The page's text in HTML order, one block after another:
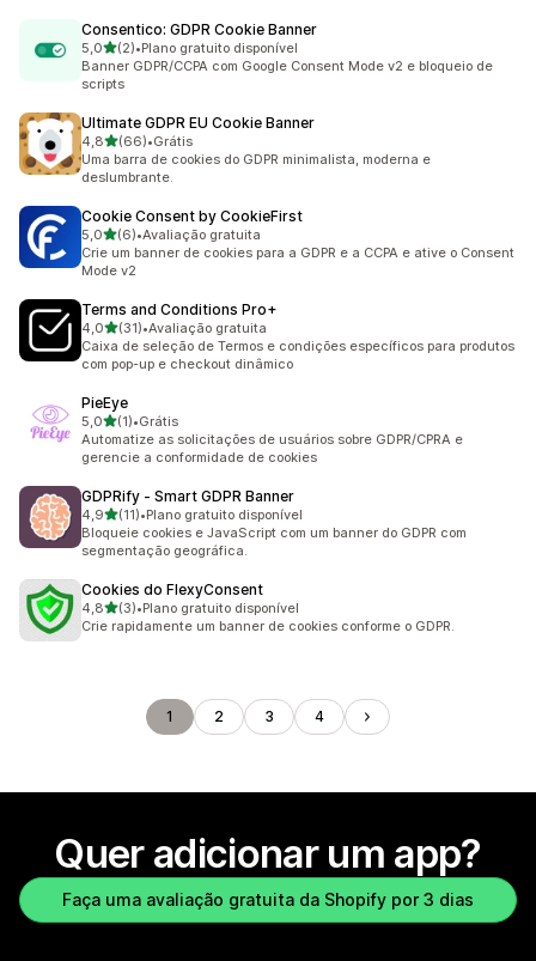
Consentico: GDPR Cookie Banner
5,0de 5 estrelas
(2)
2 avaliações ao todo
•Plano gratuito disponível
Banner GDPR/CCPA com Google Consent Mode v2 e bloqueio de
scripts
Ultimate GDPR EU Cookie Banner
4,8de 5 estrelas
(66)
66 avaliações ao todo
•Grátis
Uma barra de cookies do GDPR minimalista, moderna e
deslumbrante.
Cookie Consent by CookieFirst
5,0de 5 estrelas
(6)
6 avaliações ao todo
•Avaliação gratuita
Crie um banner de cookies para a GDPR e a CCPA e ative o Consent
Mode v2
Terms and Conditions Pro+
4,0de 5 estrelas
(31)
31 avaliações ao todo
•Avaliação gratuita
Caixa de seleção de Termos e condições específicos para produtos
com pop-up e checkout dinâmico
PieEye
5,0de 5 estrelas
(1)
1 avaliações ao todo
•Grátis
Automatize as solicitações de usuários sobre GDPR/CPRA e
gerencie a conformidade de cookies
GDPRify ‑ Smart GDPR Banner
4,9de 5 estrelas
(11)
11 avaliações ao todo
•Plano gratuito disponível
Bloqueie cookies e JavaScript com um banner do GDPR com
segmentação geográfica.
Cookies do FlexyConsent
4,8de 5 estrelas
(3)
3 avaliações ao todo
•Plano gratuito disponível
Crie rapidamente um banner de cookies conforme o GDPR.
1 2 3 4
Quer adicionar um app?
Faça uma avaliação gratuita da Shopify por 3 dias